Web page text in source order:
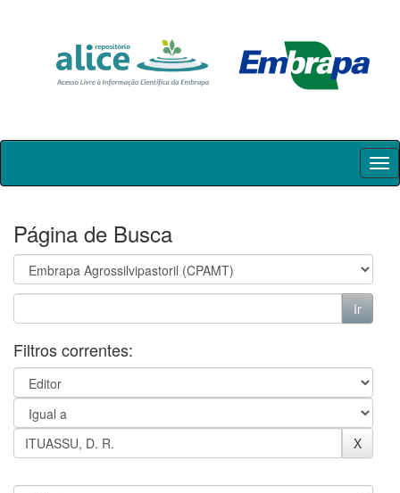
Skip
Página de Busca
Filtros correntes: